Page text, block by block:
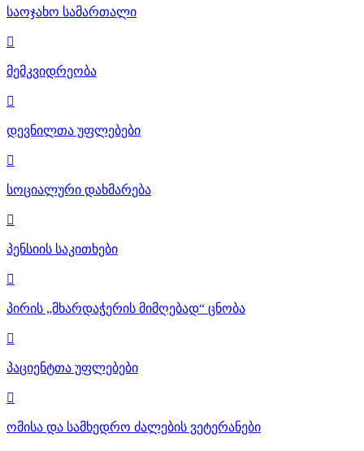
საოჯახო სამართალი

მემკვიდრეობა

დევნილთა უფლებები

სოციალური დახმარება

პენსიის საკითხები

პირის „მხარდაჭერის მიმღებად“ ცნობა

პაციენტთა უფლებები

ომისა და სამხედრო ძალების ვეტერანები